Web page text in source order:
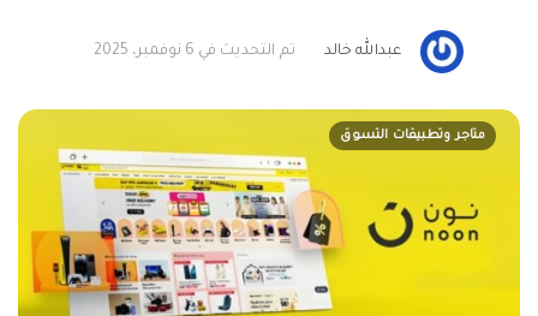
عبدالله خالد تم التحديث في 6 نوفمبر، 2025
متاجر وتطبيقات التسوق